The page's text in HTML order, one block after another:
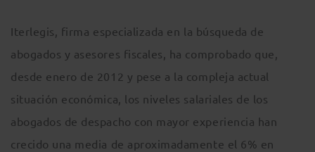
Iterlegis, firma especializada en la búsqueda de
abogados y asesores fiscales, ha comprobado que,
desde enero de 2012 y pese a la compleja actual
situación económica, los niveles salariales de los
abogados de despacho con mayor experiencia han
crecido una media de aproximadamente el 6% en